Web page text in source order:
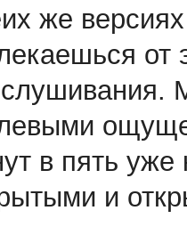
же
от
в пять уже
и